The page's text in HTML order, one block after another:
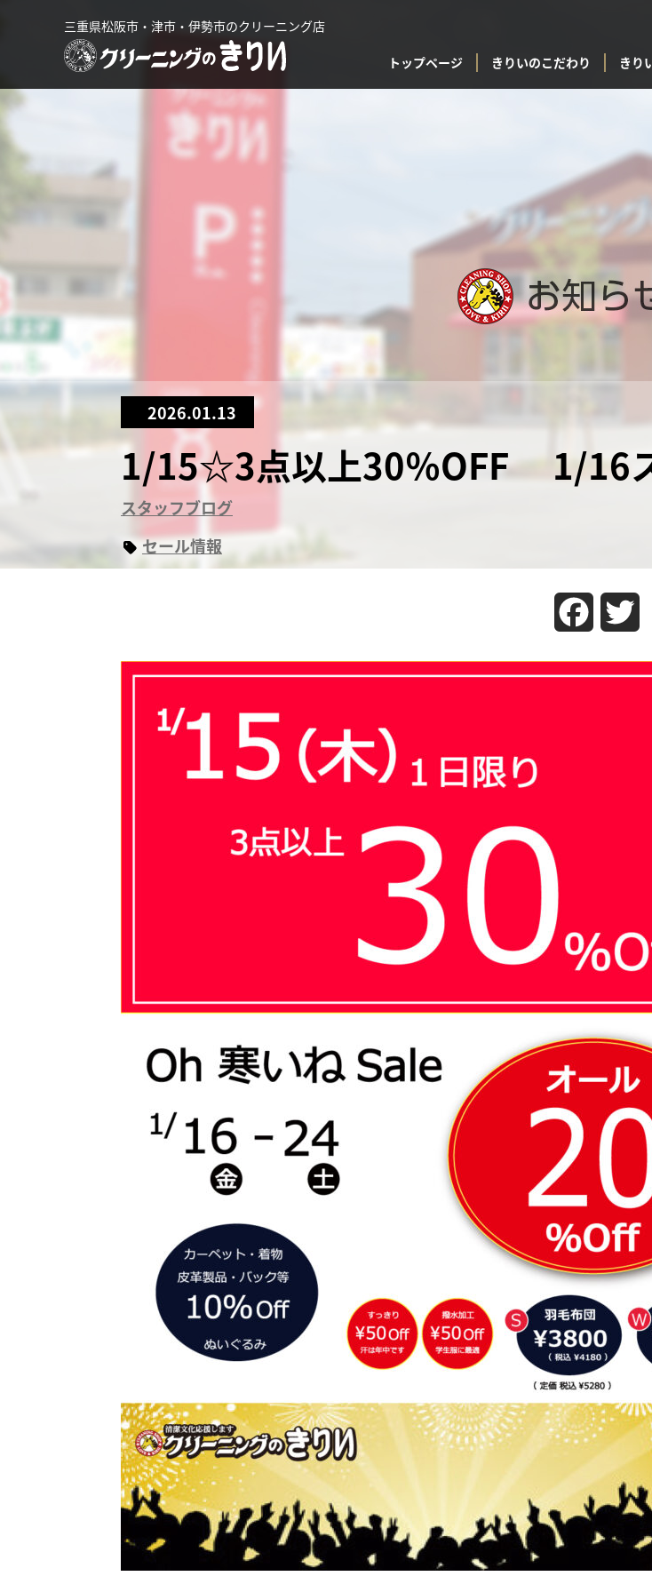
三重県松阪市・津市・伊勢市のクリーニング店
トップページ きりいのこだわり きり
2026.01.13
1/15☆3点以上30％OFF 1/16
スタッフブログ
セール情報
Facebook